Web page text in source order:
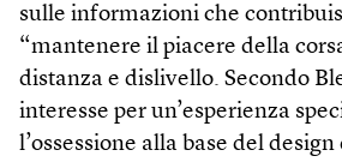
sulle informazioni che
“mantenere il piacere della
distanza e dislivello. Secondo
interesse per un’esperienza
l’ossessione alla base del